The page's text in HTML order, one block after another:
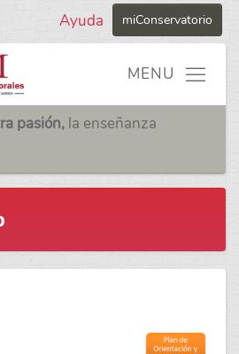
miConservatorio
Ayuda
pasión, la enseñanza